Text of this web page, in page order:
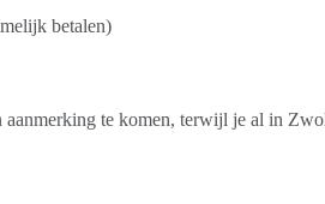
betalen)
aanmerking te komen, terwijl je al in